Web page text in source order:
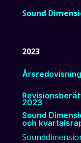
Sound
2023
2023
Sound
och